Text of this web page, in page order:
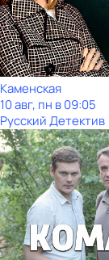
Каменская
10 авг, пн в 09:05
Русский Детектив